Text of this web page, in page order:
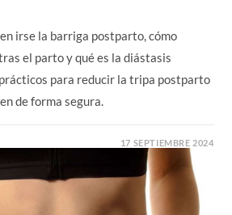
irse la barriga postparto, cómo
el parto y qué es la diástasis
para reducir la tripa postparto
de forma segura.
17 SEPTIEMBRE 2024